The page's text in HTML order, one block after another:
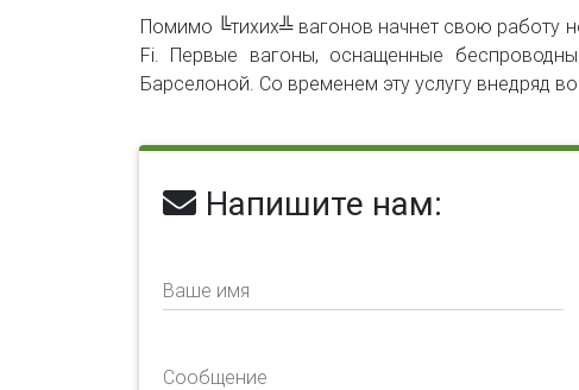
Помимо ╚тихих╩ вагонов начнет свою работу
Fi. Первые вагоны, оснащенные
Барселоной. Со временем эту услугу внедряд
Напишите нам:
Ваше имя
Сообщение